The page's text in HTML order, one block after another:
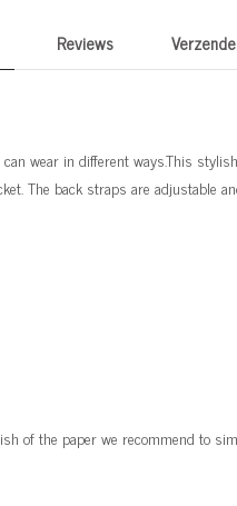
Reviews
wear in different ways.This
The back straps are adjustable
of the paper we recommend to